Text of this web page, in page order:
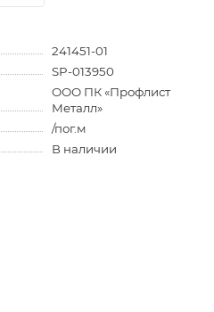
241451-01
SP-013950
ООО ПК «Профлист
Металл»
/пог.м
В наличии